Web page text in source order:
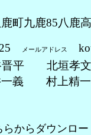
町九鹿85八鹿
メールアドレス
谷晋平 北
村上精一
からダウンロ